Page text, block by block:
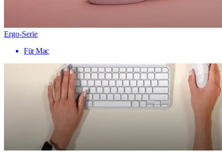
Ergo-Serie
Für Mac